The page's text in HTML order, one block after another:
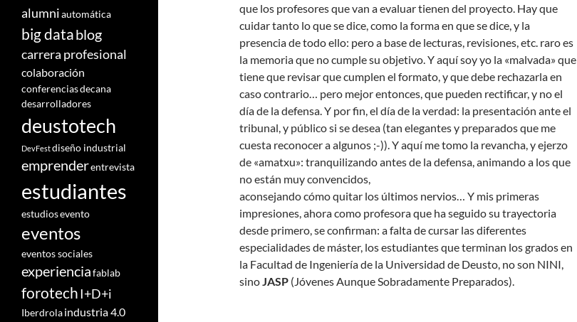
que los profesores que van a evaluar tienen del proyecto. Hay que
cuidar tanto lo que se dice, como la forma en que se dice, y la
presencia de todo ello: pero a base de lecturas, revisiones, etc. raro es
la memoria que no cumple su objetivo. Y aquí soy yo la «malvada» que
tiene que revisar que cumplen el formato, y que debe rechazarla en
caso contrario… pero mejor entonces, que pueden rectificar, y no el
día de la defensa. Y por fin, el día de la verdad: la presentación ante el
tribunal, y público si se desea (tan elegantes y preparados que me
cuesta reconocer a algunos ;-)). Y aquí me tomo la revancha, y ejerzo
de «amatxu»: tranquilizando antes de la defensa, animando a los que
no están muy convencidos,
aconsejando cómo quitar los últimos nervios… Y mis primeras
impresiones, ahora como profesora que ha seguido su trayectoria
desde primero, se confirman: a falta de cursar las diferentes
especialidades de máster, los estudiantes que terminan los grados en
la Facultad de Ingeniería de la Universidad de Deusto, no son NINI,
sino JASP (Jóvenes Aunque Sobradamente Preparados).
alumniautomática
big datablog
carrera profesional
colaboración
conferenciasdecana
desarrolladores
deustotech
DevFestdiseño industrial
emprenderentrevista
estudiantes
estudiosevento
eventos
eventos sociales
experienciafablab
forotechI+D+i
Iberdrolaindustria 4.0